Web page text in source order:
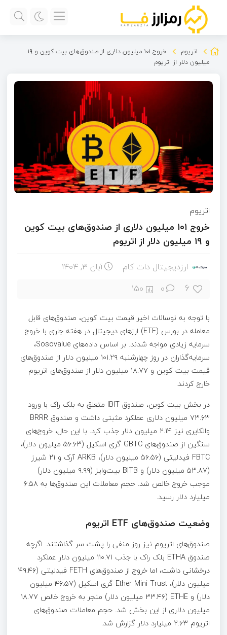
اتریوم
خروج ۱۰۱ میلیون دلاری از صندوق‌های بیت کوین و ۱۹
میلیون دلار از اتریوم
اتریوم
خروج ۱۰۱ میلیون دلاری از صندوق‌های بیت کوین
و ۱۹ میلیون دلار از اتریوم
ارزدیجیتال دات کام آبان ۳, ۱۴۰۴
6
0
150
با توجه به نوسانات اخیر قیمت بیت کوین، صندوق‌های قابل
معامله در بورس (ETF) ارزهای دیجیتال در هفته جاری با خروج
سرمایه زیادی مواجه شدند. بر اساس داده‌های Sosovalue،
سرمایه‌گذاران در روز چهارشنبه ۱۰۱.۲۹ میلیون دلار از صندوق‌های
قیمت بیت کوین و ۱۸.۷۷ میلیون دلار از صندوق‌های اتریوم
خارج کردند.
در بخش بیت کوین، صندوق IBIT متعلق به بلک راک با ورود
۷۳.۶۳ میلیون دلاری عملکرد مثبتی داشت و صندوق BRRR
والکایری نیز ۲.۱۴ میلیون دلار جذب کرد. با این حال، خروج‌های
سنگین از صندوق‌های GBTC گری اسکیل (۵۶.۶۳ میلیون دلار)،
FBTC فیدلیتی (۵۶.۵۶ میلیون دلار)، ARKB آرک و ۲۱ شیرز
(۵۳.۸۷ میلیون دلار) و BITB بیت‌وایز (۹.۹۹ میلیون دلار)
موجب خروج خالص شد. حجم معاملات این صندوق‌ها به ۶.۵۸
میلیارد دلار رسید.
وضعیت صندوق‌های ETF اتریوم
صندوق‌های اتریوم نیز روز منفی را پشت سر گذاشتند. اگرچه
صندوق ETHA بلک راک با جذب ۱۱۰.۷۱ میلیون دلار عملکرد
درخشانی داشت، اما خروج از صندوق‌های FETH فیدلیتی (۴۹.۴۶
میلیون دلار)، Ether Mini Trust گری اسکیل (۴۶.۵۷ میلیون
دلار) و ETHE (۳۳.۴۶ میلیون دلار) منجر به خروج خالص ۱۸.۷۷
میلیون دلاری از این بخش شد. حجم معاملات صندوق‌های
اتریوم ۲.۶۳ میلیارد دلار گزارش شد.